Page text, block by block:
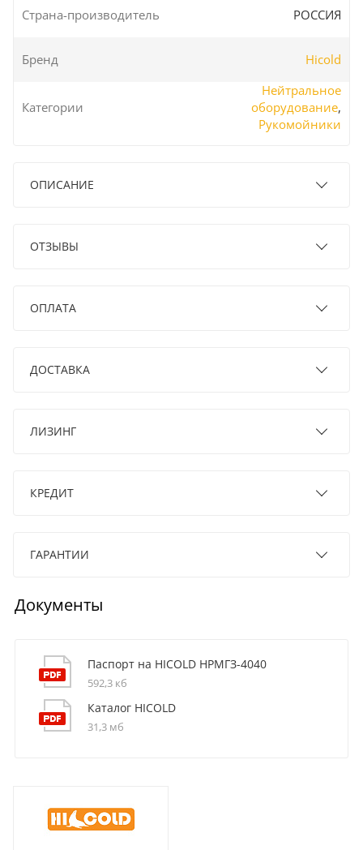
Страна-производитель РОССИЯ
Бренд Hicold
Категории
Нейтральное
оборудование,
Рукомойники
ОПИСАНИЕ
ОТЗЫВЫ
ОПЛАТА
ДОСТАВКА
ЛИЗИНГ
КРЕДИТ
ГАРАНТИИ
Документы
Паспорт на HICOLD НРМГЗ-4040
592,3 кб
Каталог HICOLD
31,3 мб